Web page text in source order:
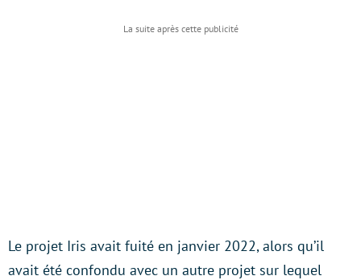
Le projet Iris avait fuité en janvier 2022, alors qu’il
avait été confondu avec un autre projet sur lequel